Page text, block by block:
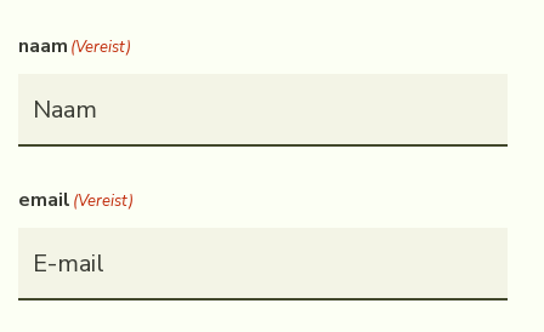
naam (Vereist)
email (Vereist)